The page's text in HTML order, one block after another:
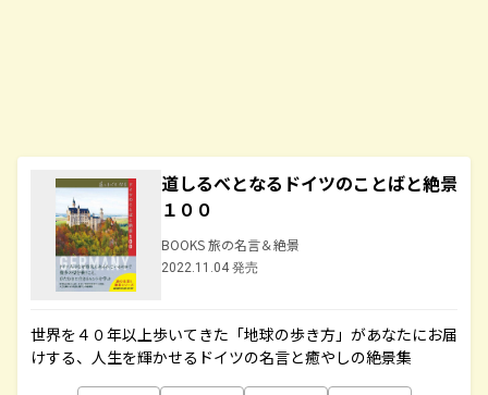
道しるべとなるドイツのことばと絶景
１００
BOOKS 旅の名言＆絶景
2022.11.04 発売
世界を４０年以上歩いてきた「地球の歩き方」があなたにお届
けする、人生を輝かせるドイツの名言と癒やしの絶景集